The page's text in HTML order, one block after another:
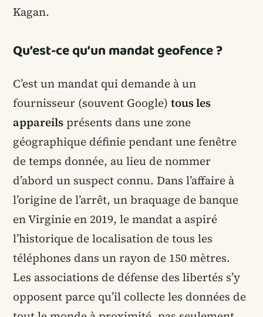
Kagan.
Qu’est-ce qu’un mandat geofence ?
C’est un mandat qui demande à un
fournisseur (souvent Google) tous les
appareilsprésents dans une zone
géographique définie pendant une fenêtre
de temps donnée, au lieu de nommer
d’abord un suspect connu. Dans l’affaire à
l’origine de l’arrêt, un braquage de banque
en Virginie en 2019, le mandat a aspiré
l’historique de localisation de tous les
téléphones dans un rayon de 150 mètres.
Les associations de défense des libertés s’y
opposent parce qu’il collecte les données de